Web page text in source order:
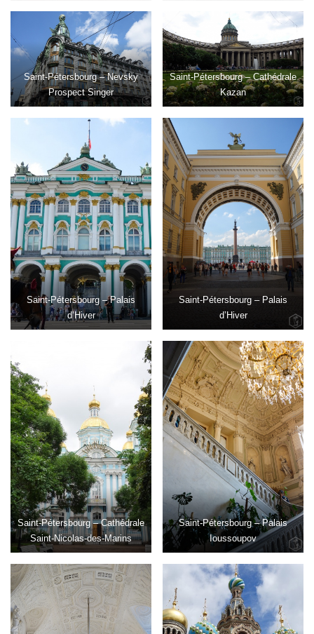
Saint-Pétersbourg – Nevsky
Prospect Singer
Saint-Pétersbourg – Cathédrale
Kazan
Saint-Pétersbourg – Palais
d’Hiver
Saint-Pétersbourg – Palais
d’Hiver
Saint-Pétersbourg – Cathédrale
Saint-Nicolas-des-Marins
Saint-Pétersbourg – Palais
Ioussoupov